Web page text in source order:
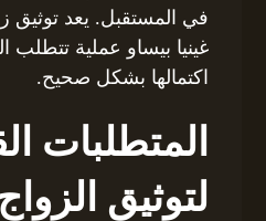
في المستقبل. يعد توثيق
غينيا بيساو عملية تتطلب
اكتمالها بشكل صحيح.
المتطلبات
لتوثيق الزواج